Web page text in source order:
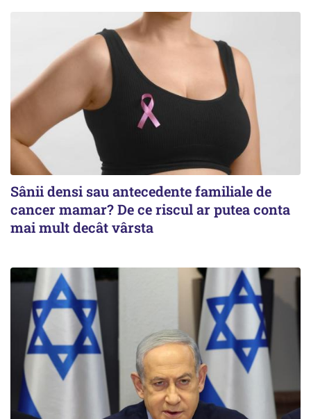
Sânii densi sau antecedente familiale de
cancer mamar? De ce riscul ar putea conta
mai mult decât vârsta